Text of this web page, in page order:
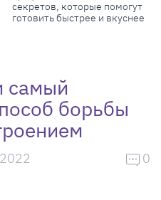
секретов, которые помогут
готовить быстрее и вкуснее
самый
борьбы
0